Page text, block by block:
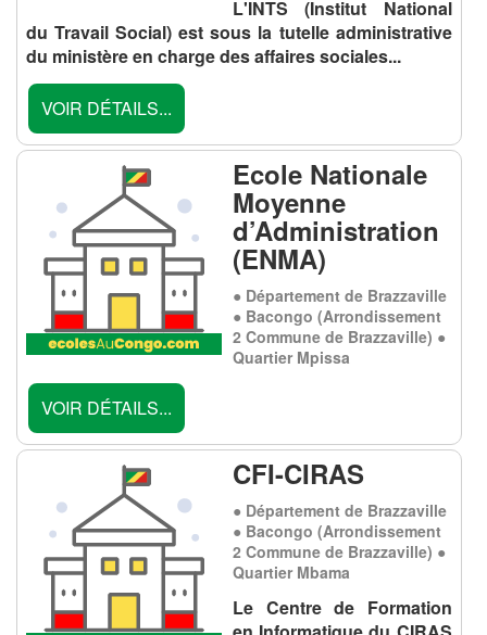
L'INTS (Institut National
du Travail Social) est sous la tutelle administrative
du ministère en charge des affaires sociales...
VOIR DÉTAILS...
Ecole Nationale
Moyenne
d’Administration
(ENMA)
● Département de Brazzaville
● Bacongo (Arrondissement
2 Commune de Brazzaville) ●
Quartier Mpissa
VOIR DÉTAILS...
CFI-CIRAS
● Département de Brazzaville
● Bacongo (Arrondissement
2 Commune de Brazzaville) ●
Quartier Mbama
Le Centre de Formation